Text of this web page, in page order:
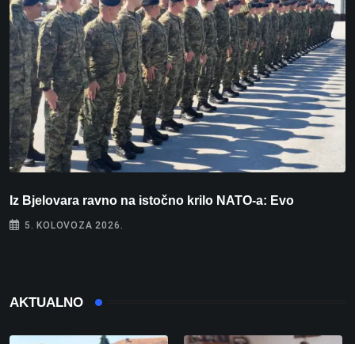
Iz Bjelovara ravno na istočno krilo NATO-a: Evo
5. KOLOVOZA 2026.
AKTUALNO